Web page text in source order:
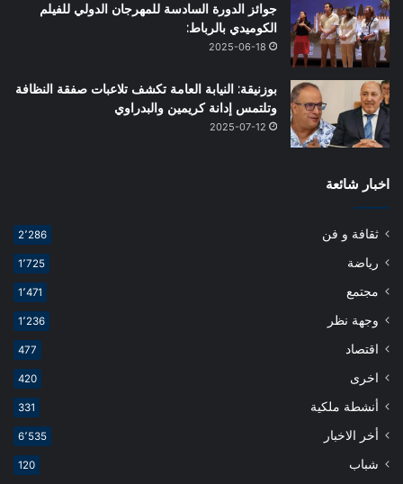
جوائز الدورة السادسة للمهرجان الدولي للفيلم
الكوميدي بالرباط:
2025-06-18
بوزنيقة: النيابة العامة تكشف تلاعبات صفقة النظافة
وتلتمس إدانة كريمين والبدراوي
2025-07-12
اخبار شائعة
ثقافة و فن 2٬286
رياضة 1٬725
مجتمع 1٬471
وجهة نظر 1٬236
اقتصاد 477
اخرى 420
أنشطة ملكية 331
أخر الاخبار 6٬535
شباب 120